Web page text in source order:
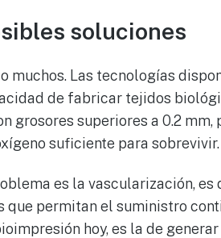
soluciones
muchos. Las tecnologías
de fabricar tejidos
grosores superiores a 0.2
suficiente para sobrevivir.
es la vascularización,
permitan el suministro
hoy, es la de